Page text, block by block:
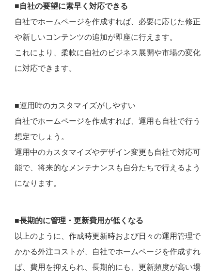
■自社の要望に素早く対応できる
自社でホームページを作成すれば、必要に応じた修正
や新しいコンテンツの追加が即座に行えます。
これにより、柔軟に自社のビジネス展開や市場の変化
に対応できます。
■運用時のカスタマイズがしやすい
自社でホームページを作成すれば、運用も自社で行う
想定でしょう。
運用中のカスタマイズやデザイン変更も自社で対応可
能で、将来的なメンテナンスも自分たちで行えるよう
になります。
■長期的に管理・更新費用が低くなる
以上のように、作成時更新時および日々の運用管理で
かかる外注コストが、自社でホームページを作成すれ
ば、費用を抑えられ、長期的にも、更新頻度が高い場